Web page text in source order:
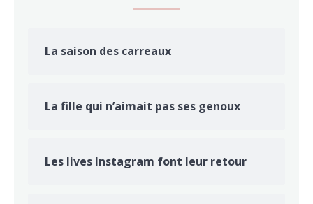
La saison des carreaux
La fille qui n’aimait pas ses genoux
Les lives Instagram font leur retour